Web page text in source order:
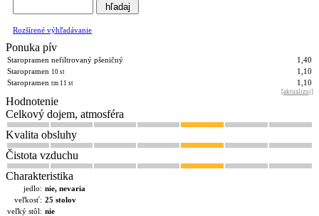
Rozšírené výhľadávanie
Ponuka pív
Staropramen nefiltrovaný pšeničný
1,40
Staropramen 10 st
1,10
Staropramen tm 11 st 1,10
[aktualizuj]
Hodnotenie
Celkový dojem, atmosféra
Kvalita obsluhy
Čistota vzduchu
Charakteristika
jedlo: nie, nevaria
veľkosť: 25 stolov
veľký stôl: nie